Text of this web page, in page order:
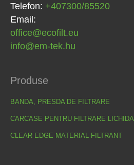
Telefon: +407300/85520
Email:
office@ecofilt.eu
info@em-tek.hu
Produse
BANDA, PRESDA DE FILTRARE
CARCASE PENTRU FILTRARE LICHIDA
CLEAR EDGE MATERIAL FILTRANT